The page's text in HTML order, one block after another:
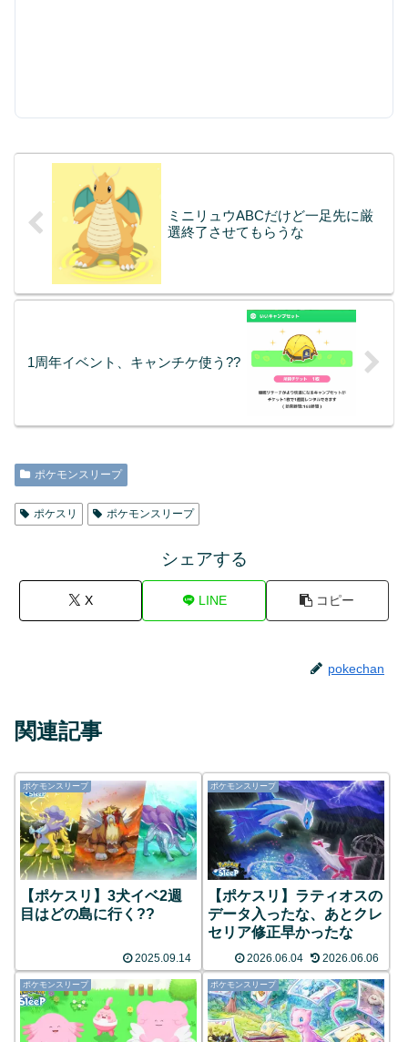
ミニリュウABCだけど一足先に厳
選終了させてもらうな
1周年イベント、キャンチケ使う??
ポケモンスリープ
ポケスリ ポケモンスリープ
シェアする
X LINE コピー
pokechan
関連記事
ポケモンスリープ
【ポケスリ】3犬イベ2週
目はどの島に行く??
2025.09.14
ポケモンスリープ
【ポケスリ】ラティオスの
データ入ったな、あとクレ
セリア修正早かったな
2026.06.04 2026.06.06
ポケモンスリープ ポケモンスリープ